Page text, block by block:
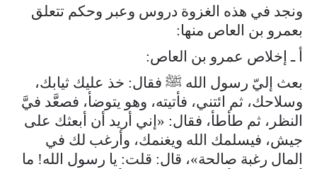
ونجد في هذه الغزوة دروس وعبر وحكم تتعلق
بعمرو بن العاص منها:
أ ـ إخلاص عمرو بن العاص:
بعث إليّ رسول الله ﷺ فقال: خذ عليك ثيابك،
وسلاحك، ثم ائتني، فأتيته، وهو يتوضأ، فصعَّد فيَّ
النظر، ثم طأطأ، فقال: «إني أريد أن أبعثك على
جيش، فيسلمك الله ويغنمك، وأرغب لك في
المال رغبة صالحة»، قال: قلت: يا رسول الله! ما